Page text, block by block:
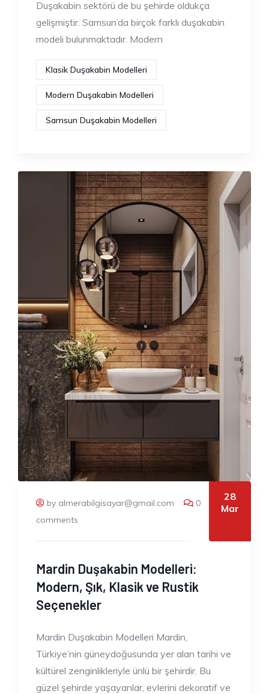
Duşakabin sektörü de bu şehirde oldukça
gelişmiştir. Samsun’da birçok farklı duşakabin
modeli bulunmaktadır. Modern
Klasik Duşakabin Modelleri
Modern Duşakabin Modelleri
Samsun Duşakabin Modelleri
by almerabilgisayar@gmail.com
0
comments
28
Mar
Mardin Duşakabin Modelleri:
Modern, Şık, Klasik ve Rustik
Seçenekler
Mardin Duşakabin Modelleri Mardin,
Türkiye’nin güneydoğusunda yer alan tarihi ve
kültürel zenginlikleriyle ünlü bir şehirdir. Bu
güzel şehirde yaşayanlar, evlerini dekoratif ve